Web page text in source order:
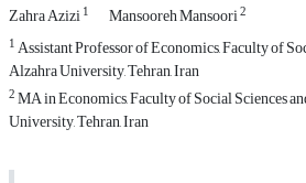
Zahra Azizi1 Mansooreh Mansoori2
1Assistant Professor of Economics, Faculty of
Alzahra University, Tehran, Iran
2MA in Economics, Faculty of Social Sciences
University, Tehran, Iran